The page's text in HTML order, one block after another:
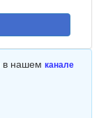
в нашем канале